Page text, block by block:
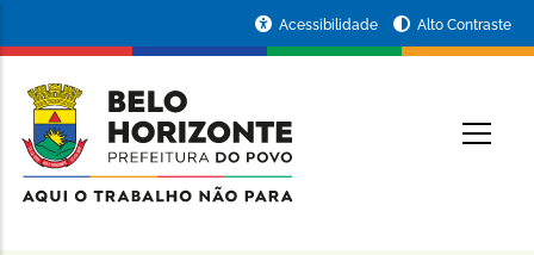
conteúdo
principal
da
Prefeitura
de
Acessibilidade Alto Contraste